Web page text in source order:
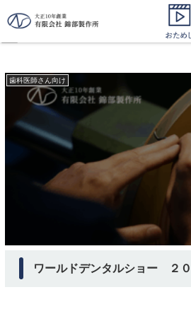
２０１０ ワール
ー
歯科医師さん向け
ワールドデンタルショー ２